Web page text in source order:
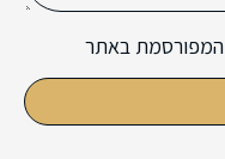
המפורסמת באתר